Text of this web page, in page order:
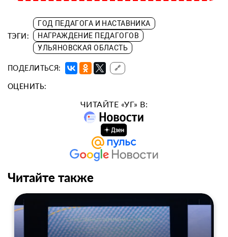
ТЭГИ:
ГОД ПЕДАГОГА И НАСТАВНИКА
НАГРАЖДЕНИЕ ПЕДАГОГОВ
УЛЬЯНОВСКАЯ ОБЛАСТЬ
ПОДЕЛИТЬСЯ: 🔗
ОЦЕНИТЬ:
ЧИТАЙТЕ «УГ» В:
Читайте также